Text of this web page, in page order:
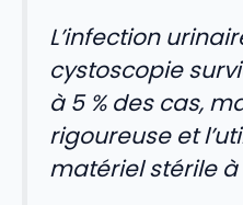
L’infection
cystoscopie
à 5 % des cas,
rigoureuse et
matériel stérile